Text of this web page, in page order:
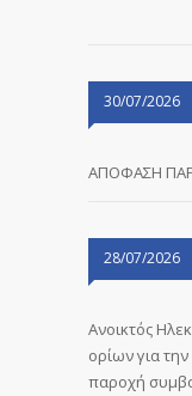
30/07/2026
ΑΠΟΦΑΣΗ
28/07/2026
Ανοικτός
ορίων για
παροχή